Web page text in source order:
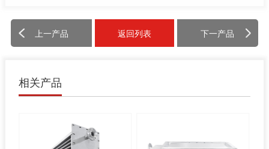
上一产品 返回列表 下一产品
相关产品